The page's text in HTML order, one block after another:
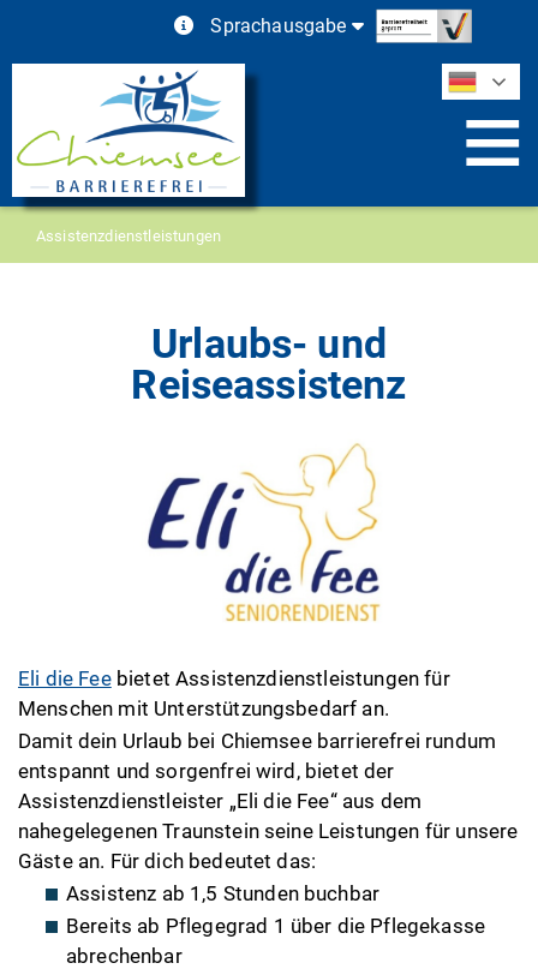
Sprachausgabe
Assistenzdienstleistungen
Urlaubs- und
Reiseassistenz
Eli die Feebietet Assistenzdienstleistungen für
Menschen mit Unterstützungsbedarf an.
Damit dein Urlaub bei Chiemsee barrierefrei rundum
entspannt und sorgenfrei wird, bietet der
Assistenzdienstleister „Eli die Fee“ aus dem
nahegelegenen Traunstein seine Leistungen für unsere
Gäste an. Für dich bedeutet das:
Assistenz ab 1,5 Stunden buchbar
Bereits ab Pflegegrad 1 über die Pflegekasse
abrechenbar